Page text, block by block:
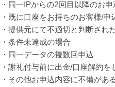
・同一IPからの2回目以降のお申
・既に口座をお持ちのお客様/申
・提供元にて不適切と判断され
・条件未達成の場合
・同一データの複数回申込
・謝礼付与前に出金/口座解約を
・その他お申込内容に不備があ